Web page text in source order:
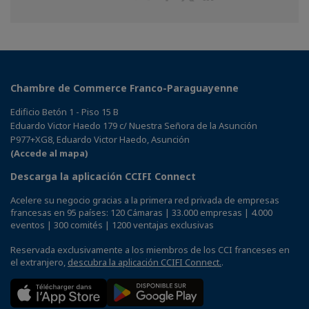
Chambre de Commerce Franco-Paraguayenne
Edificio Betón 1 - Piso 15 B
Eduardo Victor Haedo 179 c/ Nuestra Señora de la Asunción
P977+XG8, Eduardo Victor Haedo, Asunción
(Accede al mapa)
Descarga la aplicación CCIFI Connect
Acelere su negocio gracias a la primera red privada de empresas
francesas en 95 países: 120 Cámaras | 33.000 empresas | 4.000
eventos | 300 comités | 1200 ventajas exclusivas
Reservada exclusivamente a los miembros de los CCI franceses en
el extranjero, descubra la aplicación CCIFI Connect..